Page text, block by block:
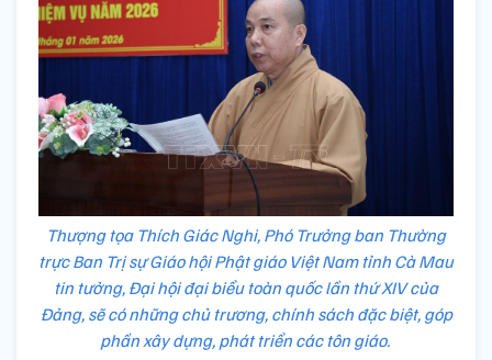
Thượng tọa Thích Giác Nghi, Phó Trưởng ban Thường
trực Ban Trị sự Giáo hội Phật giáo Việt Nam tỉnh Cà Mau
tin tưởng, Đại hội đại biểu toàn quốc lần thứ XIV của
Đảng, sẽ có những chủ trương, chính sách đặc biệt, góp
phần xây dựng, phát triển các tôn giáo.